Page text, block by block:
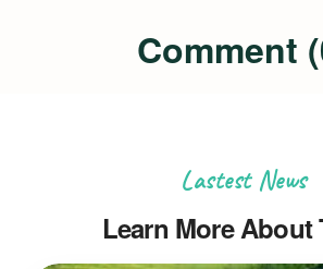
Comment
Lastest News
Learn More About